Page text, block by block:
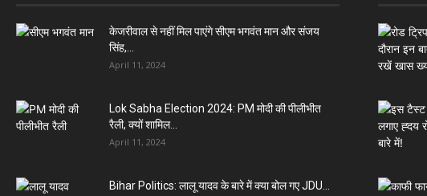
केजरीवाल से नहीं मिल पाएंगे सीएम भगवंत मान और संजय
सिंह,...
April 11, 2024
Lok Sabha Election 2024: PM मोदी की पीलीभीत
रैली, क्यों शामिल...
April 11, 2024
Bihar Politics: लालू यादव के बारे में क्या बोल गए JDU...